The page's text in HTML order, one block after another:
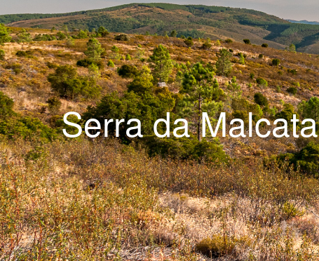
Serra da Malcata